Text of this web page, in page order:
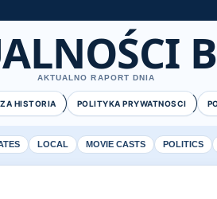
AKTUALNO RAPORT DNIA
HISTORIA POLITYKA PRYWATNOSCI
LOCAL MOVIE CASTS POLITICS